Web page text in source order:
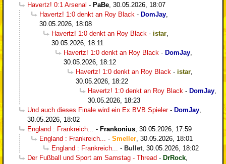
Havertz! 0:1 Arsenal - PaBe 30.05.2026, 18:07
Havertz! 1:0 denkt an Roy Black - DomJay
30.05.2026, 18:08
Havertz! 1:0 denkt an Roy Black - istar
30.05.2026, 18:11
Havertz! 1:0 denkt an Roy Black - DomJay
30.05.2026, 18:12
Havertz! 1:0 denkt an Roy Black - istar
30.05.2026, 18:22
Havertz! 1:0 denkt an Roy Black - DomJay
30.05.2026, 18:23
Und auch dieses Finale wird ein Ex BVB Spieler- DomJay
30.05.2026, 18:02
England : Frankreich...
- Frankonius 30.05.2026, 17:59
England : Frankreich...
- Smeller 30.05.2026, 18:01
England : Frankreich...
- Bullet 30.05.2026, 18:02
Der Fußball und Sport am Samstag - Thread - DrRock